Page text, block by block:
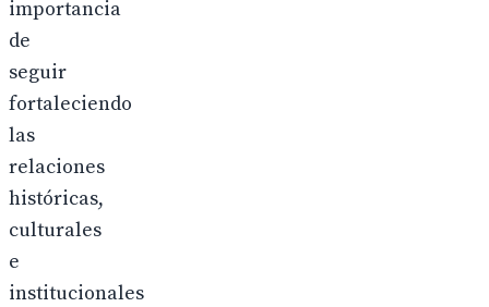
importancia
de
seguir
fortaleciendo
las
relaciones
históricas,
culturales
e
institucionales